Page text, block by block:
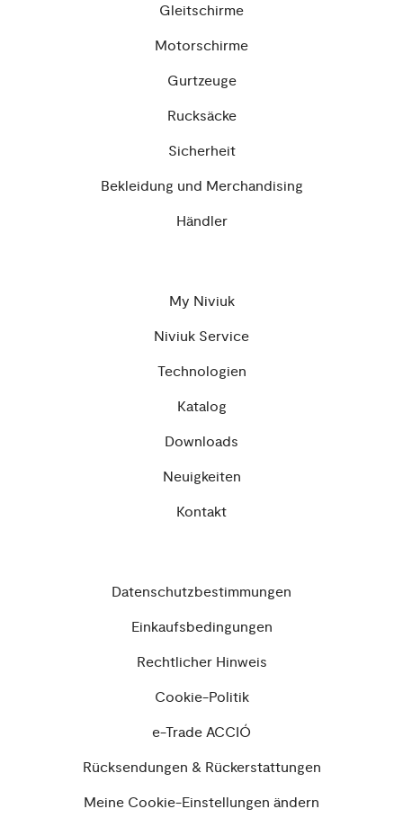
Gleitschirme
Motorschirme
Gurtzeuge
Rucksäcke
Sicherheit
Bekleidung und Merchandising
Händler
My Niviuk
Niviuk Service
Technologien
Katalog
Downloads
Neuigkeiten
Kontakt
Datenschutzbestimmungen
Einkaufsbedingungen
Rechtlicher Hinweis
Cookie-Politik
e-Trade ACCIÓ
Rücksendungen & Rückerstattungen
Meine Cookie-Einstellungen ändern